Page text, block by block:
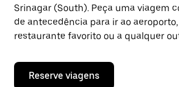
Srinagar (South). Peça uma viagem
de antecedência para ir ao
restaurante favorito ou a qualquer
Reserve viagens